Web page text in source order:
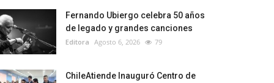
Fernando Ubiergo celebra 50 años
de legado y grandes canciones
Editora Agosto 6, 2026 79
ChileAtiende Inauguró Centro de